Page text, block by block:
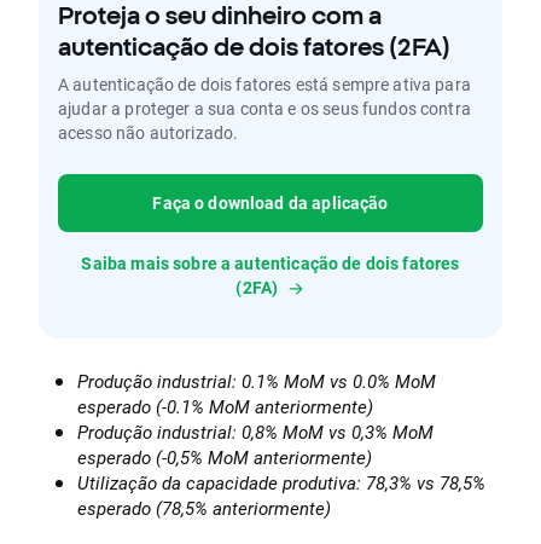
Proteja o seu dinheiro com a
autenticação de dois fatores (2FA)
A autenticação de dois fatores está sempre ativa para
ajudar a proteger a sua conta e os seus fundos contra
acesso não autorizado.
Faça o download da aplicação
Saiba mais sobre a autenticação de dois fatores
(2FA)
Produção industrial: 0.1% MoM vs 0.0% MoM
esperado (-0.1% MoM anteriormente)
Produção industrial: 0,8% MoM vs 0,3% MoM
esperado (-0,5% MoM anteriormente)
Utilização da capacidade produtiva: 78,3% vs 78,5%
esperado (78,5% anteriormente)